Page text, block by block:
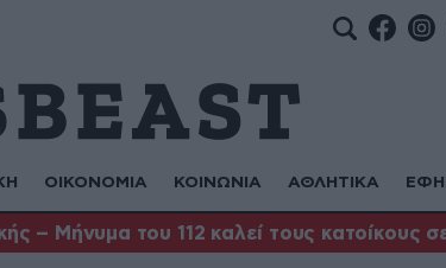
ΟΙΚΟΝΟΜΙΑ ΚΟΙΝΩΝΙΑ ΑΘΛΗΤΙΚΑ
– Μήνυμα του 112 καλεί τους κατοίκους